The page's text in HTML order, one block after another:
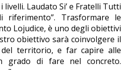
Laudato Si’ e Fratelli Tutti
Trasformare le
Lojudice, è uno degli obiettivi
obiettivo sarà coinvolgere il
territorio, e far capire alle
grado di fare nel concreto.